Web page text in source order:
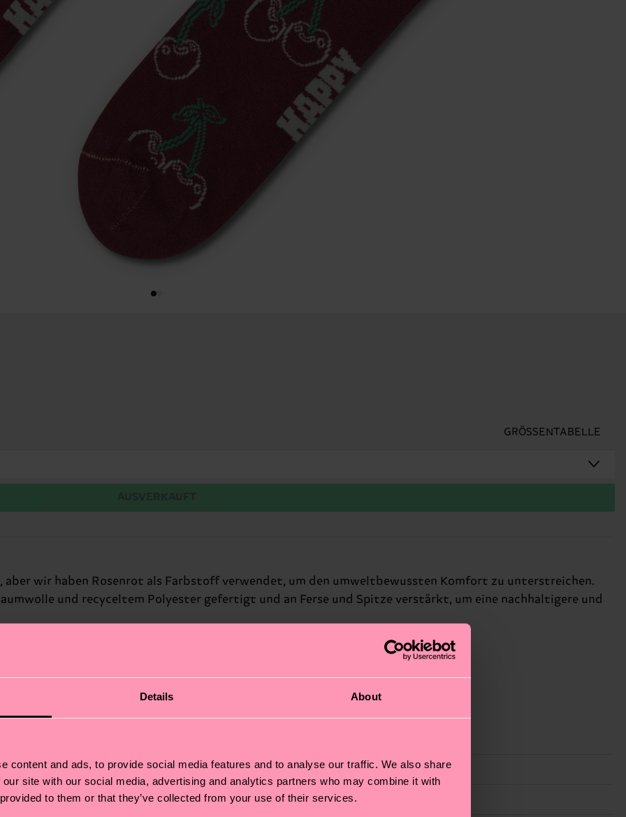
Details About
content and ads, to provide social media features and to analyse our traffic. We also share
site with our social media, advertising and analytics partners who may combine it with
to them or that they’ve collected from your use of their services.
GRÖSSENTABELLE
aber wir haben Rosenrot als Farbstoff verwendet, um den umweltbewussten Komfort zu unterstreichen.
und recyceltem Polyester gefertigt und an Ferse und Spitze verstärkt, um eine nachhaltigere und